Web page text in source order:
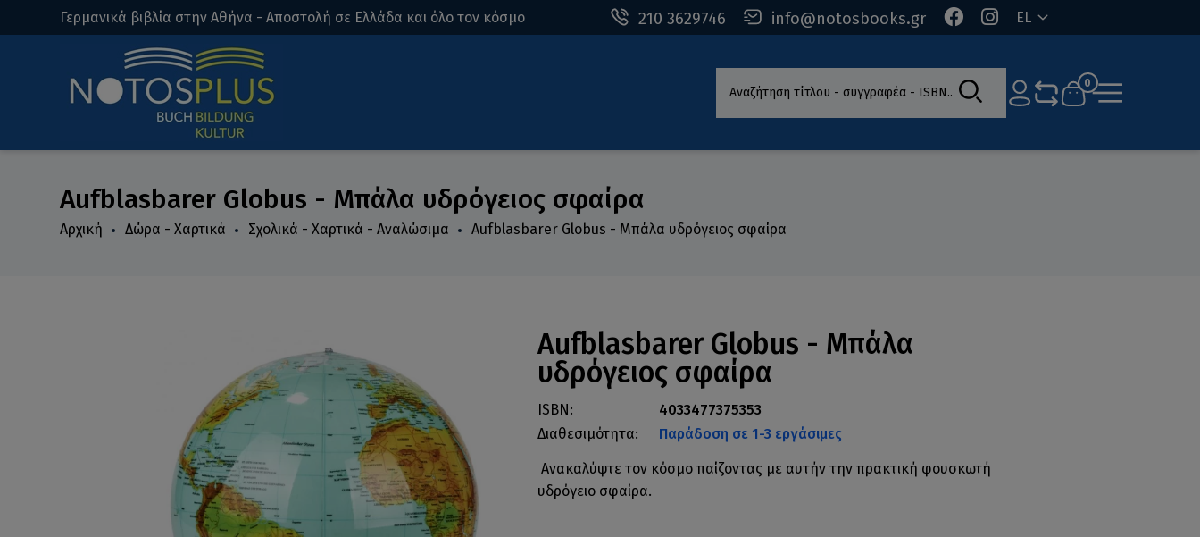
210 3629746 info@notosbooks.gr EL
Γερμανικά βιβλία στην Αθήνα - Αποστολή σε Ελλάδα και όλο τον κόσμο
Αναζήτηση τίτλου - συγγραφέα - ISBN 0
Aufblasbarer Globus - Μπάλα υδρόγειος σφαίρα
Αρχική Δώρα - Χαρτικά Σχολικά - Χαρτικά - Αναλώσιμα Aufblasbarer Globus - Μπάλα υδρόγειος σφαίρα
Aufblasbarer Globus - Μπάλα
υδρόγειος σφαίρα
ISBN:
4033477375353
Διαθεσιμότητα:
Παράδοση σε 1-3 εργάσιμες
Ανακαλύψτε τον κόσμο παίζοντας με αυτήν την πρακτική φουσκωτή
υδρόγειο σφαίρα.